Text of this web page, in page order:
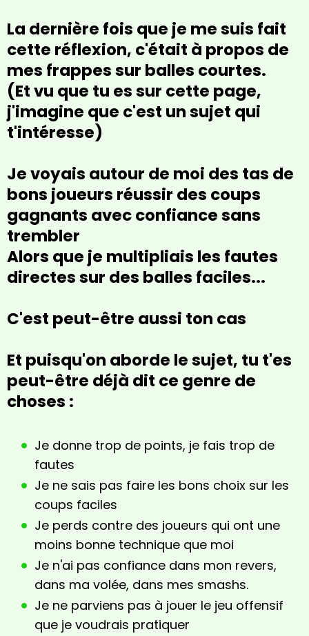
La dernière fois que je me suis fait
cette réflexion, c'était à propos de
mes frappes sur balles courtes.
(Et vu que tu es sur cette page,
j'imagine que c'est un sujet qui
t'intéresse)
Je voyais autour de moi des tas de
bons joueurs réussir des coups
gagnants avec confiance sans
trembler
Alors que je multipliais les fautes
directes sur des balles faciles...
C'est peut-être aussi ton cas
Et puisqu'on aborde le sujet, tu t'es
peut-être déjà dit ce genre de
choses :
Je donne trop de points, je fais trop de
fautes
Je ne sais pas faire les bons choix sur les
coups faciles
Je perds contre des joueurs qui ont une
moins bonne technique que moi
Je n'ai pas confiance dans mon revers,
dans ma volée, dans mes smashs.
Je ne parviens pas à jouer le jeu offensif
que je voudrais pratiquer